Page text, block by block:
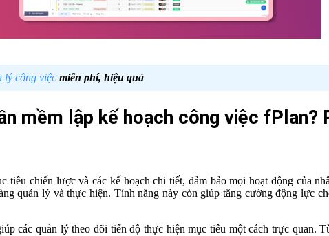
lý công việc miễn phí, hiệu quả
mềm lập kế hoạch công việc
tiêu chiến lược và các kế hoạch chi tiết, đảm bảo mọi hoạt động của
quản lý và thực hiện. Tính năng này còn giúp tăng cường động lực
các quản lý theo dõi tiến độ thực hiện mục tiêu một cách trực quan.